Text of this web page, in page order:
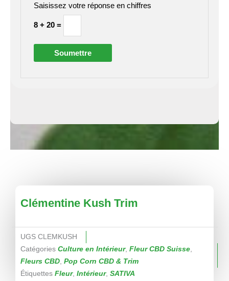
Saisissez votre réponse en chiffres
8 + 20 =
Clémentine Kush Trim
UGS CLEMKUSH
Catégories Culture en Intérieur, Fleur CBD Suisse
Fleurs CBD Pop Corn CBD & Trim
Étiquettes Fleur, Intérieur, SATIVA